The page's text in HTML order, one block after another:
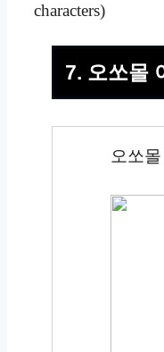
characters)
7. 오쏘몰
오쏘